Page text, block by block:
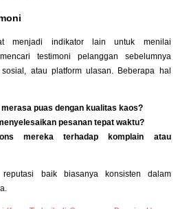
menjadi indikator lain untuk menilai
testimoni pelanggan sebelumnya
atau platform ulasan. Beberapa hal
puas dengan kualitas kaos?
pesanan tepat waktu?
mereka terhadap komplain atau
baik biasanya konsisten dalam